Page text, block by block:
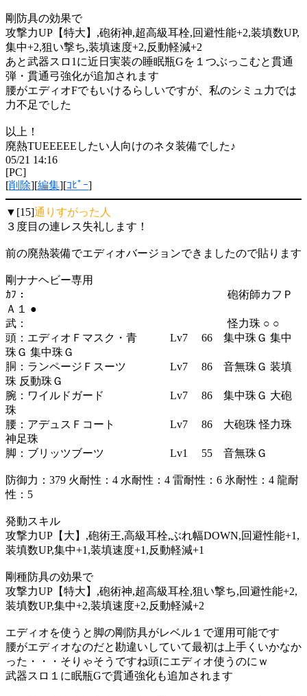
剛防具の効果で
攻撃力UP【特大】,砲術神,超高級耳栓,回避性能+2,装填数UP,
集中+2,狙い撃ち,装填速度+2,反動軽減+2
あと武器スロ1に近日実装の睡眠瓶Gを１つぶっこむと貫通
弾・貫通弓強化が追加されます
腰がエディオFでもいけるらしいですが、私のシミュ力では
力不足でした
以上！
廃熱TUEEEEEしたい人向けのネタ装備でした♪
05/21 14:16
[PC]
[削除][編集][ｺﾋﾟｰ]
▼[15]通りすがった人
３度目の連レス失礼します！
前の廃熱装備でエディオバージョンできましたので貼ります
剛ナナヘビー専用
ｶﾌ： 砲術師カフＰ
Ａ１ ●
武： 怪力珠 ○ ○
頭：エディオＦマスク・青 Lv7 66 集中珠Ｇ 集中
珠Ｇ 集中珠Ｇ
胴：ランページＦスーツ Lv7 86 音無珠Ｇ 装填
珠 反動珠Ｇ
腕：ワイルドガード Lv7 86 集中珠Ｇ 大砲
珠
腰：アデュスＦコート Lv7 86 大砲珠 怪力珠
神足珠
脚：ブリッツブーツ Lv1 55 音無珠Ｇ
防御力：379 火耐性：4 水耐性：4 雷耐性：6 氷耐性：4 龍耐
性：5
発動スキル
攻撃力UP【大】,砲術王,高級耳栓,ぶれ幅DOWN,回避性能+1,
装填数UP,集中+1,装填速度+1,反動軽減+1
剛種防具の効果で
攻撃力UP【特大】,砲術神,超高級耳栓,狙い撃ち,回避性能+2,
装填数UP,集中+2,装填速度+2,反動軽減+2
エディオを使うと脚の剛防具がレベル１で運用可能です
腰がエディオなのだと勘違いしていて最初は上手くいかなか
った・・・そりゃそうですね頭にエディオ使うのにｗ
武器スロ１に眠瓶Gで貫通強化も追加されます